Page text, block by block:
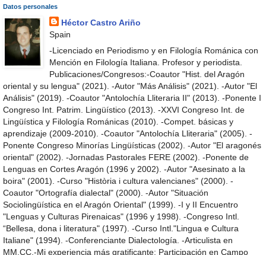
Datos personales
Héctor Castro Ariño
Spain
-Licenciado en Periodismo y en Filología Románica con
Mención en Filología Italiana. Profesor y periodista.
Publicaciones/Congresos:-Coautor "Hist. del Aragón
oriental y su lengua" (2021). -Autor "Más Análisis" (2021). -Autor "El
Análisis" (2019). -Coautor "Antolochía Lliteraria II" (2013). -Ponente I
Congreso Int. Patrim. Lingüístico (2013). -XXVI Congreso Int. de
Lingüística y Filología Románicas (2010). -Compet. básicas y
aprendizaje (2009-2010). -Coautor "Antolochía Lliteraria" (2005). -
Ponente Congreso Minorías Lingüísticas (2002). -Autor "El aragonés
oriental" (2002). -Jornadas Pastorales FERE (2002). -Ponente de
Lenguas en Cortes Aragón (1996 y 2002). -Autor "Asesinato a la
boira" (2001). -Curso "Història i cultura valencianes" (2000). -
Coautor "Ortografía dialectal" (2000). -Autor "Situación
Sociolingüística en el Aragón Oriental" (1999). -I y II Encuentro
"Lenguas y Culturas Pirenaicas" (1996 y 1998). -Congreso Intl.
“Bellesa, dona i literatura" (1997). -Curso Intl."Lingua e Cultura
Italiane" (1994). -Conferenciante Dialectología. -Articulista en
MM.CC.-Mi experiencia más gratificante: Participación en Campo